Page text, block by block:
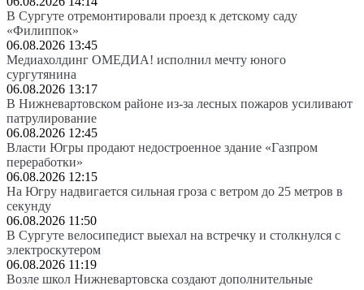
В Сургуте отремонтировали проезд к детскому саду
«Филиппок»
06.08.2026 13:45
Медиахолдинг ОМЕДИА! исполнил мечту юного
сургутянина
06.08.2026 13:17
В Нижневартовском районе из-за лесных пожаров усиливают
патрулирование
06.08.2026 12:45
Власти Югры продают недостроенное здание «Газпром
переработки»
06.08.2026 12:15
На Югру надвигается сильная гроза с ветром до 25 метров в
секунду
06.08.2026 11:50
В Сургуте велосипедист выехал на встречку и столкнулся с
электроскутером
06.08.2026 11:19
Возле школ Нижневартовска создают дополнительные